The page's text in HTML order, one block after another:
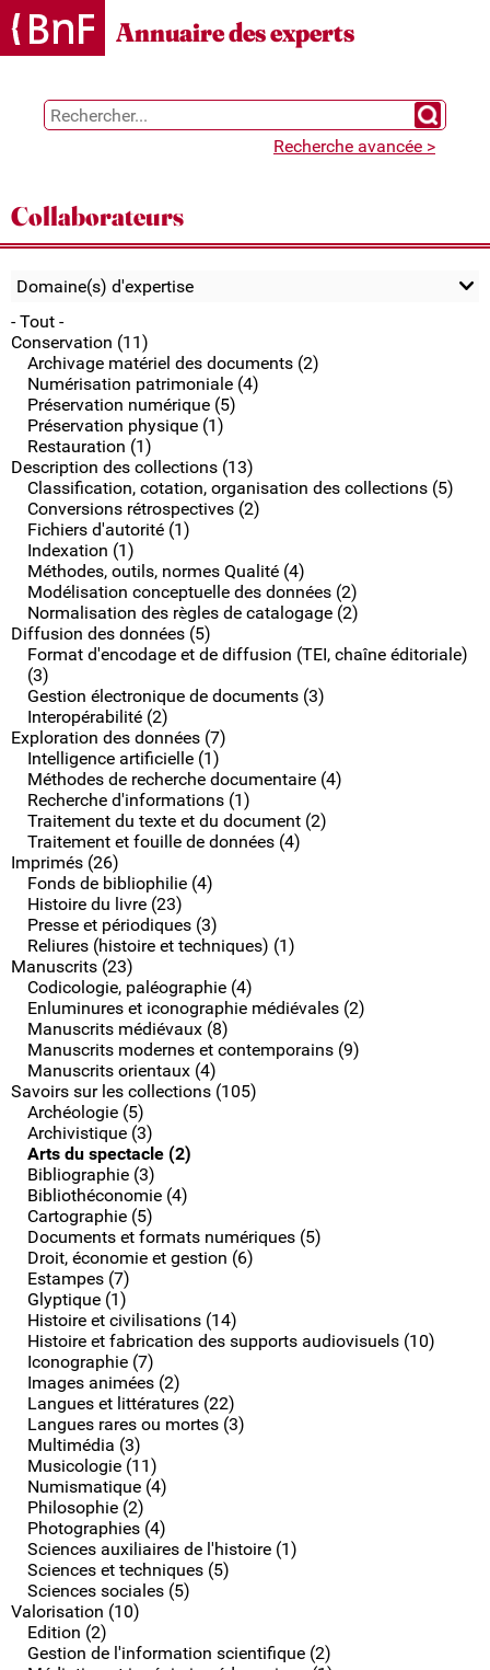
Gestion des cookies
Annuaire des experts
Chercher
Recherche avancée >
Collaborateurs
Domaine(s) d'expertise
- Tout -
Conservation (11)
Archivage matériel des documents (2)
Numérisation patrimoniale (4)
Préservation numérique (5)
Préservation physique (1)
Restauration (1)
Description des collections (13)
Classification, cotation, organisation des collections (5)
Conversions rétrospectives (2)
Fichiers d'autorité (1)
Indexation (1)
Méthodes, outils, normes Qualité (4)
Modélisation conceptuelle des données (2)
Normalisation des règles de catalogage (2)
Diffusion des données (5)
Format d'encodage et de diffusion (TEI, chaîne éditoriale)
(3)
Gestion électronique de documents (3)
Interopérabilité (2)
Exploration des données (7)
Intelligence artificielle (1)
Méthodes de recherche documentaire (4)
Recherche d'informations (1)
Traitement du texte et du document (2)
Traitement et fouille de données (4)
Imprimés (26)
Fonds de bibliophilie (4)
Histoire du livre (23)
Presse et périodiques (3)
Reliures (histoire et techniques) (1)
Manuscrits (23)
Codicologie, paléographie (4)
Enluminures et iconographie médiévales (2)
Manuscrits médiévaux (8)
Manuscrits modernes et contemporains (9)
Manuscrits orientaux (4)
Savoirs sur les collections (105)
Archéologie (5)
Archivistique (3)
Arts du spectacle (2)
Bibliographie (3)
Bibliothéconomie (4)
Cartographie (5)
Documents et formats numériques (5)
Droit, économie et gestion (6)
Estampes (7)
Glyptique (1)
Histoire et civilisations (14)
Histoire et fabrication des supports audiovisuels (10)
Iconographie (7)
Images animées (2)
Langues et littératures (22)
Langues rares ou mortes (3)
Multimédia (3)
Musicologie (11)
Numismatique (4)
Philosophie (2)
Photographies (4)
Sciences auxiliaires de l'histoire (1)
Sciences et techniques (5)
Sciences sociales (5)
Valorisation (10)
Edition (2)
Gestion de l'information scientifique (2)